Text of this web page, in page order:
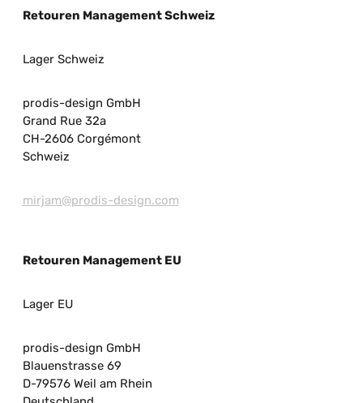
Retouren Management Schweiz
Lager Schweiz
prodis-design GmbH
Grand Rue 32a
CH-2606 Corgémont
Schweiz
mirjam@prodis-design.com
Retouren Management EU
Lager EU
prodis-design GmbH
Blauenstrasse 69
D-79576 Weil am Rhein